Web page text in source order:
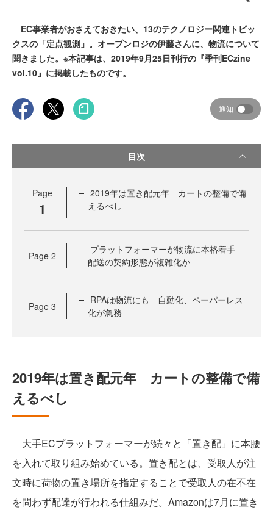
EC事業者がおさえておきたい、13のテクノロジー関連トピッ
クスの「定点観測」。オープンロジの伊藤さんに、物流について
聞きました。※本記事は、2019年9月25日刊行の『季刊ECzine
vol.10』に掲載したものです。
通知
目次
Page
1
2019年は置き配元年 カートの整備で備
えるべし
Page 2
プラットフォーマーが物流に本格着手
配送の契約形態が複雑化か
Page 3
RPAは物流にも 自動化、ペーパーレス
化が急務
2019年は置き配元年 カートの整備で備
えるべし
大手ECプラットフォーマーが続々と「置き配」に本腰
を入れて取り組み始めている。置き配とは、受取人が注
文時に荷物の置き場所を指定することで受取人の在不在
を問わず配達が行われる仕組みだ。Amazonは7月に置き